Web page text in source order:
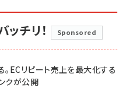
チリ！ Sponsored
。ECリピート売上を最大化する
クが公開